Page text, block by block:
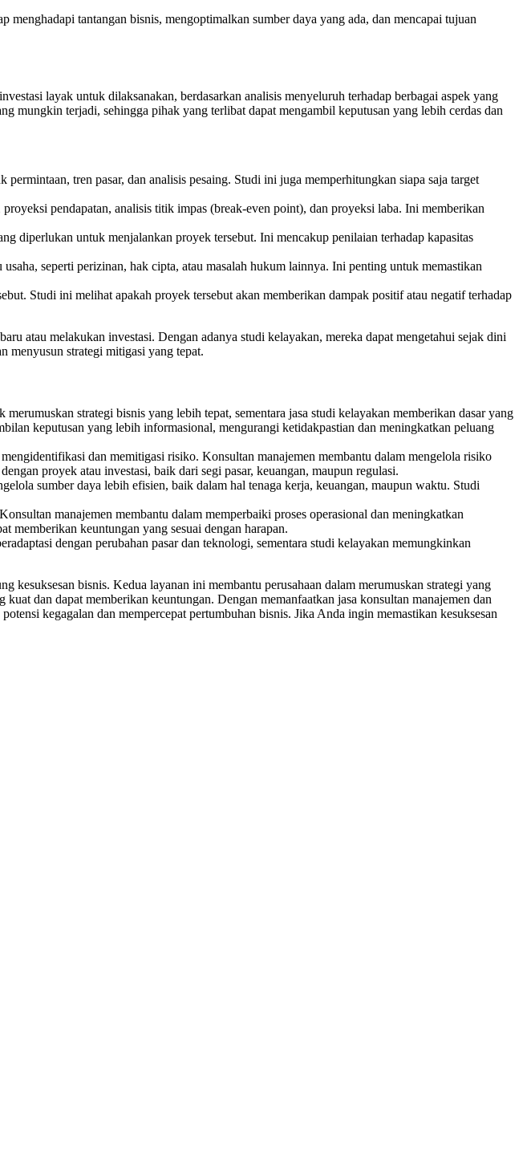
tantangan bisnis, mengoptimalkan sumber daya yang ada, dan mencapai tujuan
layak untuk dilaksanakan, berdasarkan analisis menyeluruh terhadap berbagai aspek yang
mungkin terjadi, sehingga pihak yang terlibat dapat mengambil keputusan yang lebih cerdas dan
tren pasar, dan analisis pesaing. Studi ini juga memperhitungkan siapa saja target
pendapatan, analisis titik impas (break-even point), dan proyeksi laba. Ini memberikan
diperlukan untuk menjalankan proyek tersebut. Ini mencakup penilaian terhadap kapasitas
seperti perizinan, hak cipta, atau masalah hukum lainnya. Ini penting untuk memastikan
Studi ini melihat apakah proyek tersebut akan memberikan dampak positif atau negatif terhadap
atau melakukan investasi. Dengan adanya studi kelayakan, mereka dapat mengetahui sejak dini
menyusun strategi mitigasi yang tepat.
merumuskan strategi bisnis yang lebih tepat, sementara jasa studi kelayakan memberikan dasar yang
keputusan yang lebih informasional, mengurangi ketidakpastian dan meningkatkan peluang
dan memitigasi risiko. Konsultan manajemen membantu dalam mengelola risiko
proyek atau investasi, baik dari segi pasar, keuangan, maupun regulasi.
sumber daya lebih efisien, baik dalam hal tenaga kerja, keuangan, maupun waktu. Studi
manajemen membantu dalam memperbaiki proses operasional dan meningkatkan
memberikan keuntungan yang sesuai dengan harapan.
dengan perubahan pasar dan teknologi, sementara studi kelayakan memungkinkan
kesuksesan bisnis. Kedua layanan ini membantu perusahaan dalam merumuskan strategi yang
dan dapat memberikan keuntungan. Dengan memanfaatkan jasa konsultan manajemen dan
kegagalan dan mempercepat pertumbuhan bisnis. Jika Anda ingin memastikan kesuksesan